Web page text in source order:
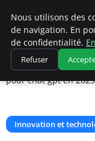
Cannes 1939
Accueil
Innovation et
optimiser ses
pour chat gpt en 2025
Innovation et
Nous utilisons des
de navigation. En
de confidentialité.
Refuser